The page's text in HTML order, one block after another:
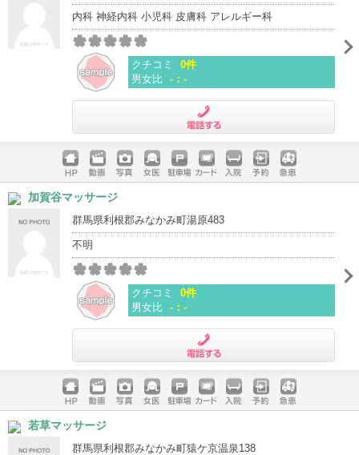
内科 神経内科 小児科 皮膚科 アレルギー科
クチコミ
0件
男女比 -：-
ホームペ
ージ
動画 写真 女医 駐車場
クレジッ
入院 予約 急患
加賀谷マッサージ
群馬県利根郡みなかみ町湯原483
不明
クチコミ
0件
男女比 -：-
ホームペ
ージ
動画 写真 女医 駐車場
クレジッ
入院 予約 急患
若草マッサージ
群馬県利根郡みなかみ町猿ケ京温泉138